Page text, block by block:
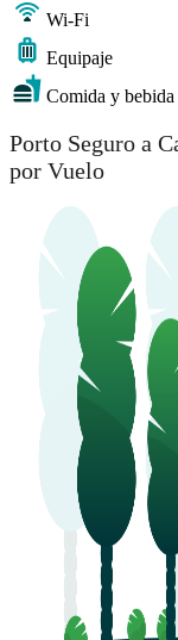
Wi-Fi
Equipaje
Comida y bebida
Porto Seguro a
por Vuelo